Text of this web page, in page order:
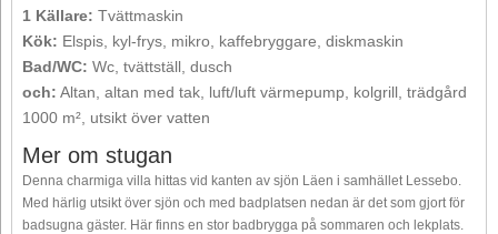
1 Källare: Tvättmaskin
Kök: Elspis, kyl-frys, mikro, kaffebryggare, diskmaskin
Bad/WC: Wc, tvättställ, dusch
och: Altan, altan med tak, luft/luft värmepump, kolgrill, trädgård
1000 m², utsikt över vatten
Mer om stugan
Denna charmiga villa hittas vid kanten av sjön Läen i samhället Lessebo.
Med härlig utsikt över sjön och med badplatsen nedan är det som gjort för
badsugna gäster. Här finns en stor badbrygga på sommaren och lekplats.